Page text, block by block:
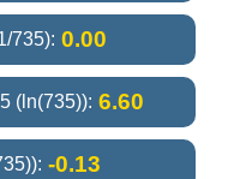
735): 0.00
(ln(735)): 6.60
-0.13